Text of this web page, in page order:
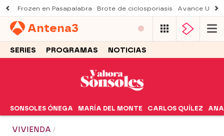
Frozen en Pasapalabra Brote de ciclosporiasis Avance Una
Antena3
SERIES PROGRAMAS NOTICIAS
SONSOLES ÓNEGA MARÍA DEL MONTE CARLOS QUÍLEZ ANA
VIVIENDA